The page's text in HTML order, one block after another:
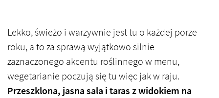
Lekko, świeżo i warzywnie jest tu o każdej porze
roku, a to za sprawą wyjątkowo silnie
zaznaczonego akcentu roślinnego w menu,
wegetarianie poczują się tu więc jak w raju.
Przeszklona, jasna sala i taras z widokiem na